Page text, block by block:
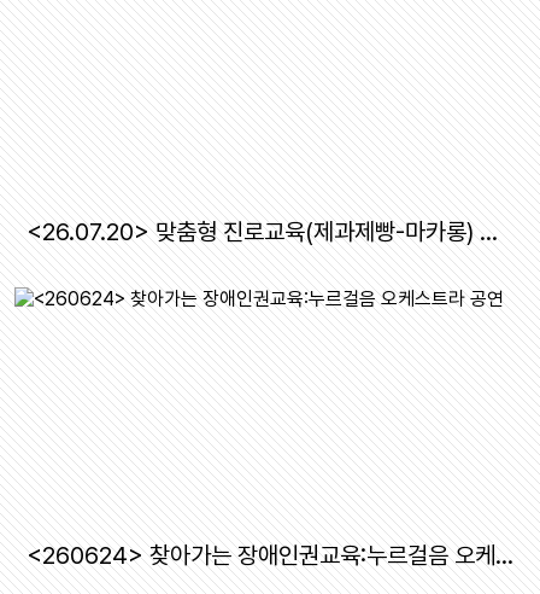
<26.07.20> 맞춤형 진로교육(제과제빵-마카롱) 프로그램
<260624> 찾아가는 장애인권교육:누르걸음 오케스트라 공연